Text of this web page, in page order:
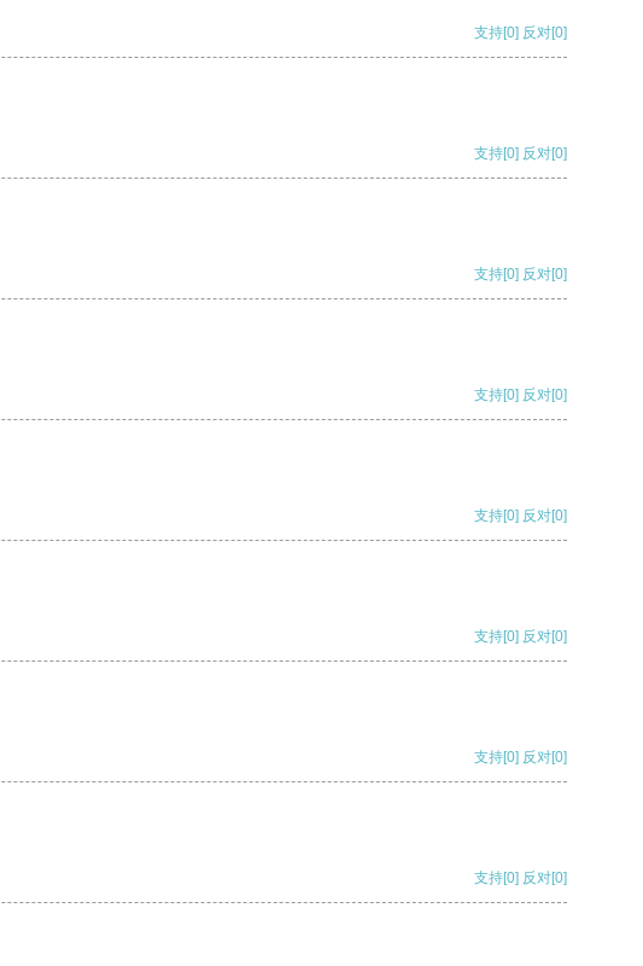
支持[0] 反对[0]
支持[0] 反对[0]
支持[0] 反对[0]
支持[0] 反对[0]
支持[0] 反对[0]
支持[0] 反对[0]
支持[0] 反对[0]
支持[0] 反对[0]